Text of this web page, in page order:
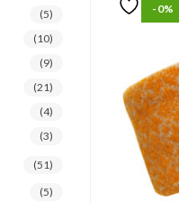
-0%
(5)
(10)
(9)
(21)
(4)
(3)
(51)
(5)